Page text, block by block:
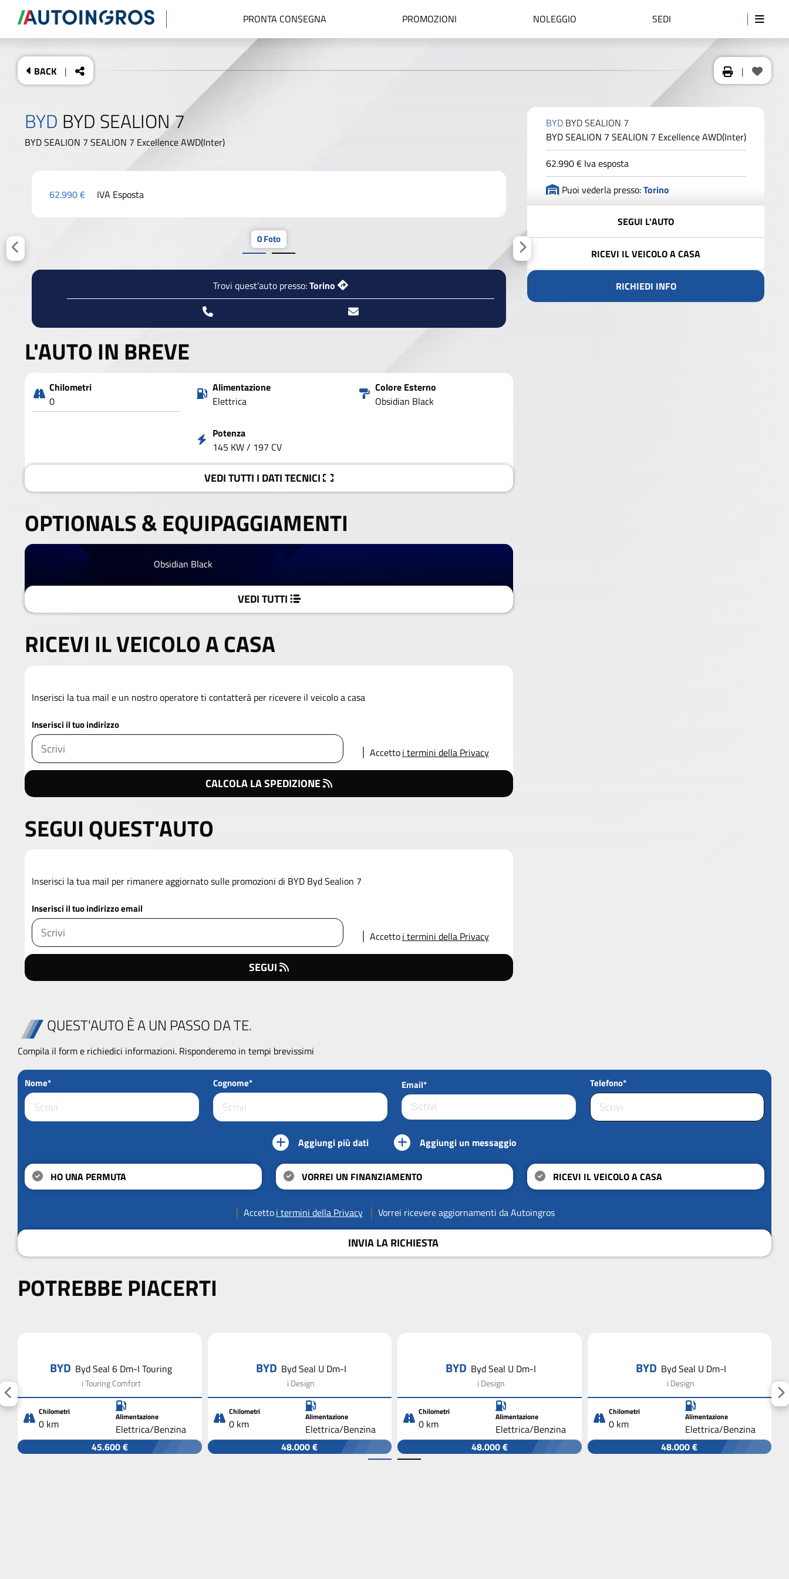
PRONTA CONSEGNA PROMOZIONI NOLEGGIO SEDI
BACK | |
BYD BYD SEALION 7
BYD SEALION 7 SEALION 7 Excellence AWD(Inter)
62.990 € IVA Esposta
0 Foto
Trovi quest'auto presso:Torino
L'AUTO IN BREVE
Chilometri
0
Alimentazione
Elettrica
Colore Esterno
Obsidian Black
Potenza
145 KW / 197 CV
VEDITUTTI I DATITECNICI
OPTIONALS &EQUIPAGGIAMENTI
Obsidian Black
VEDI TUTTI
RICEVI IL VEICOLO A CASA
Inserisci la tua mail e un nostro operatore ti contatterà per ricevere il veicolo a casa
Inserisci il tuo indirizzo
Accettoi termini della Privacy
CALCOLA LA SPEDIZIONE
SEGUI QUEST'AUTO
Inserisci la tua mail per rimanere aggiornato sulle promozioni di BYD Byd Sealion 7
Inserisci il tuo indirizzo email
Accettoi termini della Privacy
SEGUI
BYD BYD SEALION 7
BYD SEALION 7 SEALION 7 Excellence AWD(Inter)
62.990 € Iva esposta
Puoi vederla presso:Torino
SEGUI L'AUTO
RICEVI IL VEICOLO A CASA
RICHIEDI INFO
QUEST'AUTO È A UN PASSO DA TE.
Compila il form e richiedici informazioni. Risponderemo in tempi brevissimi
Nome* Cognome* Email* Telefono*
Aggiungi più dati Aggiungi un messaggio
HO UNA PERMUTA VORREI UN FINANZIAMENTO RICEVI IL VEICOLO A CASA
Accettoi termini della Privacy Vorrei ricevere aggiornamenti da Autoingros
INVIA LA RICHIESTA
POTREBBE PIACERTI
BYD Byd Seal 6 Dm-I Touring
i Touring Comfort
Chilometri
0 km
Alimentazione
Elettrica/Benzina
45.600 €
BYD Byd Seal U Dm-I
i Design
Chilometri
0 km
Alimentazione
Elettrica/Benzina
48.000 €
BYD Byd Seal U Dm-I
i Design
Chilometri
0 km
Alimentazione
Elettrica/Benzina
48.000 €
BYD Byd Seal U Dm-I
i Design
Chilometri
0 km
Alimentazione
Elettrica/Benzina
48.000 €